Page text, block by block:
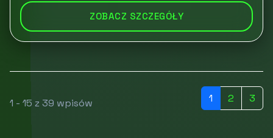
ZOBACZ SZCZEGÓŁY
1 - 15 z 39 wpisów 1 2 3